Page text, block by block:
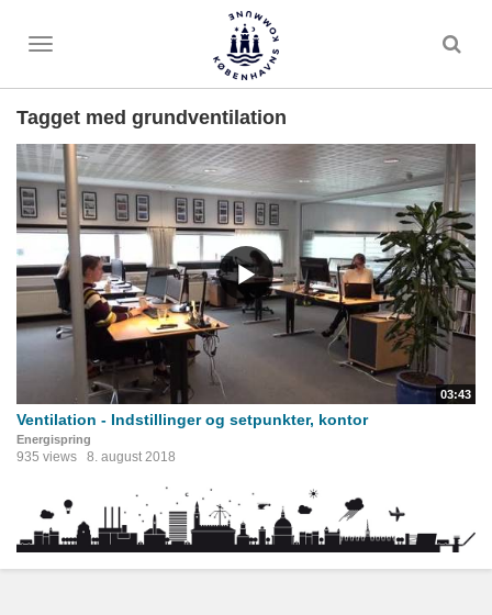
Toggle
Tagget med grundventilation
03:43
Ventilation - Indstillinger og setpunkter, kontor
Energispring
935 views 8. august 2018